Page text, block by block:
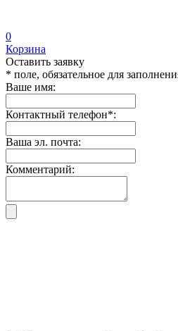
0
Корзина
Оставить заявку
* поле, обязательное для
Ваше имя:
Контактный телефон*:
Ваша эл. почта:
Комментарий: